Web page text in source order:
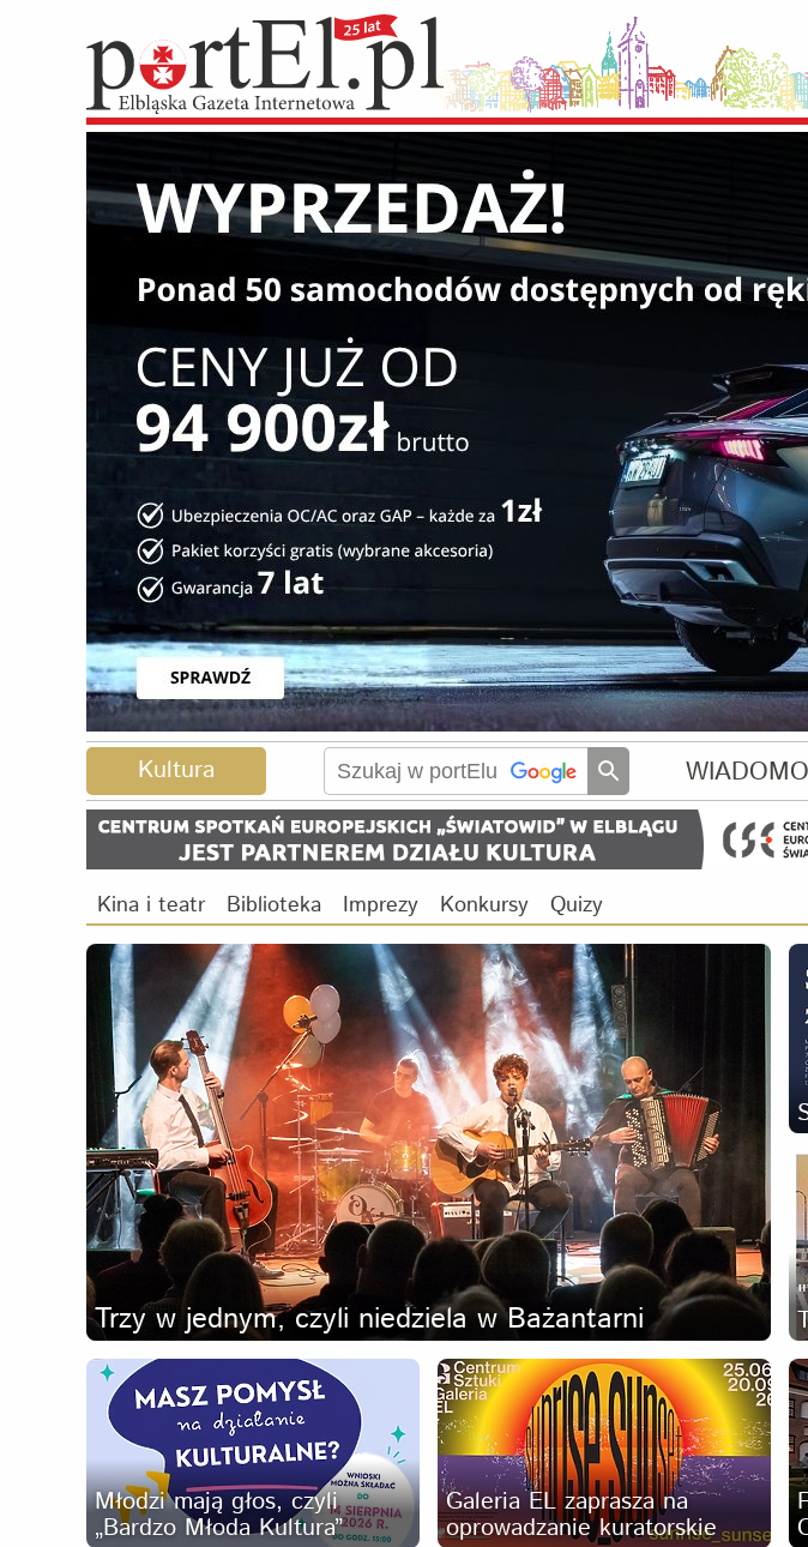
Kultura
Kina i teatr Biblioteka Imprezy Konkursy Quizy
Trzy w jednym, czyli niedziela w Bażantarni
Młodzi mają głos, czyli
„Bardzo Młoda Kultura”
Galeria EL zaprasza na
oprowadzanie kuratorskie